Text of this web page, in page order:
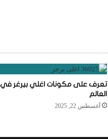
تعرف على مكونات اغلي بيرغر في
العالم
أغسطس 22, 2025